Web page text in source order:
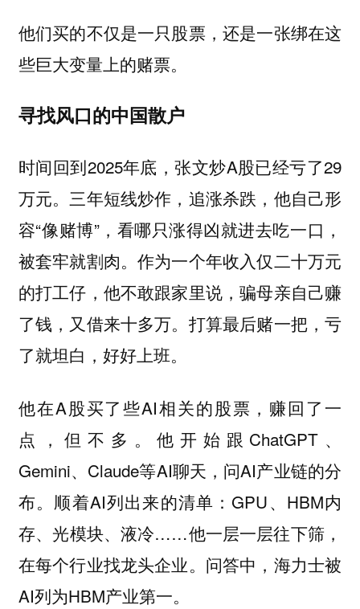
他们买的不仅是一只股票，还是一张绑在这
些巨大变量上的赌票。
寻找风口的中国散户
时间回到2025年底，张文炒A股已经亏了29
万元。三年短线炒作，追涨杀跌，他自己形
容“像赌博”，看哪只涨得凶就进去吃一口，
被套牢就割肉。作为一个年收入仅二十万元
的打工仔，他不敢跟家里说，骗母亲自己赚
了钱，又借来十多万。打算最后赌一把，亏
了就坦白，好好上班。
他在A股买了些AI相关的股票，赚回了一
点，但不多。他开始跟ChatGPT、
Gemini、Claude等AI聊天，问AI产业链的分
布。顺着AI列出来的清单：GPU、HBM内
存、光模块、液冷……他一层一层往下筛，
在每个行业找龙头企业。问答中，海力士被
AI列为HBM产业第一。